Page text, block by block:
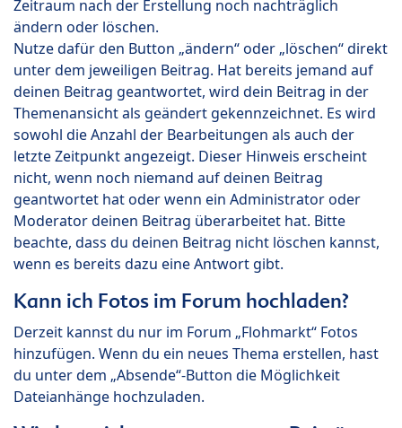
Zeitraum nach der Erstellung noch nachträglich
ändern oder löschen.
Nutze dafür den Button „ändern“ oder „löschen“ direkt
unter dem jeweiligen Beitrag. Hat bereits jemand auf
deinen Beitrag geantwortet, wird dein Beitrag in der
Themenansicht als geändert gekennzeichnet. Es wird
sowohl die Anzahl der Bearbeitungen als auch der
letzte Zeitpunkt angezeigt. Dieser Hinweis erscheint
nicht, wenn noch niemand auf deinen Beitrag
geantwortet hat oder wenn ein Administrator oder
Moderator deinen Beitrag überarbeitet hat. Bitte
beachte, dass du deinen Beitrag nicht löschen kannst,
wenn es bereits dazu eine Antwort gibt.
Kann ich Fotos im Forum hochladen?
Derzeit kannst du nur im Forum „Flohmarkt“ Fotos
hinzufügen. Wenn du ein neues Thema erstellen, hast
du unter dem „Absende“-Button die Möglichkeit
Dateianhänge hochzuladen.